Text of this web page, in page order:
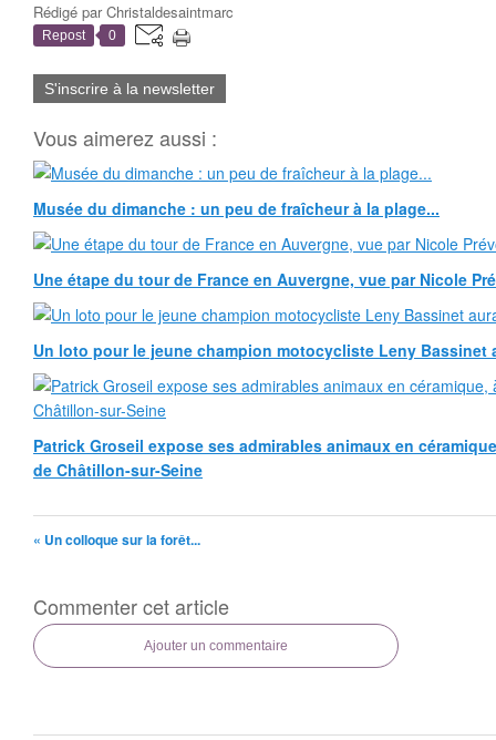
Rédigé parChristaldesaintmarc
Repost 0
S'inscrire à la newsletter
Vous aimerez aussi :
Musée du dimanche : un peu de fraîcheur à la plage...
Une étape du tour de France en Auvergne, vue par Nicole
Un loto pour le jeune champion motocycliste Leny Bassinet
Patrick Groseil expose ses admirables animaux en
de Châtillon-sur-Seine
« Un colloque sur la forêt...
Commenter cet article
Ajouter un commentaire